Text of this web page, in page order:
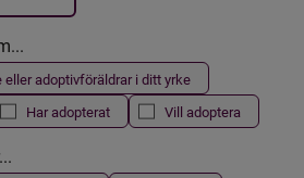
eller adoptivföräldrar i ditt yrke
Har adopterat Vill adoptera